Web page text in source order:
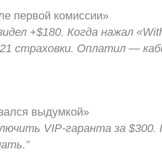
первой комиссии»
+$180. Когда нажал
страховки. Оплатил —
выдумкой»
VIP‑гаранта за $300.